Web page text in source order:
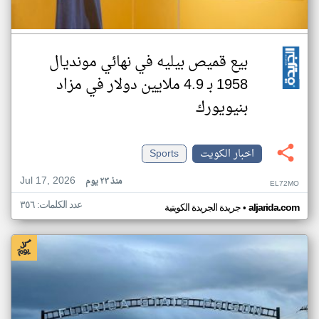
بيع قميص بيليه في نهائي مونديال
1958 بـ 4.9 ملايين دولار في مزاد
بنيويورك
اخبار الكويت
Sports
Jul 17, 2026
منذ ٢٣ يوم EL72MO
جريدة الجريدة الكويتية• aljarida.com عدد الكلمات: ٣٥٦